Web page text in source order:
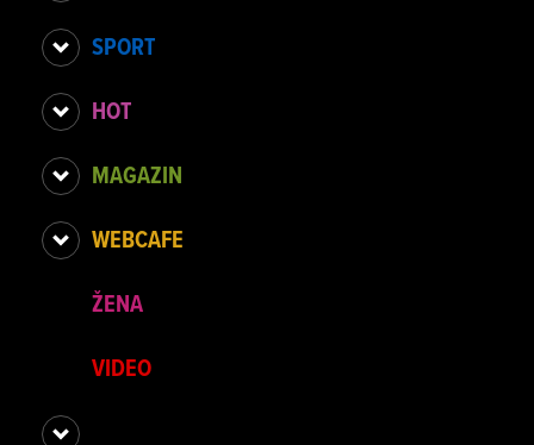
SPORT
HOT
MAGAZIN
WEBCAFE
ŽENA
VIDEO